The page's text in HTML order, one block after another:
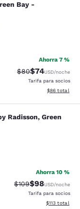
Bay -
Bay -
Bueno. 1073 reseñas
Ahorra 7 %
Tarifa tachada:
$80Tarifa
$74USD/noche
Tarifa para socios
Ver detalles
$86 total
Radisson,
Radisson, Green
Bueno. 366 reseñas
Ahorra 10 %
Tarifa tachada:
$109Tarifa
$98USD/noche
Tarifa para socios
Ver detalles
$113 total